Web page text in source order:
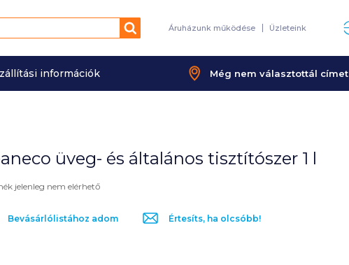
Keresés Áruházunk működése Üzleteink
információk Még nem választottál címet
üveg- és általános tisztítószer 1 l
jelenleg nem elérhető
Bevásárlólistához adom Értesíts, ha olcsóbb!